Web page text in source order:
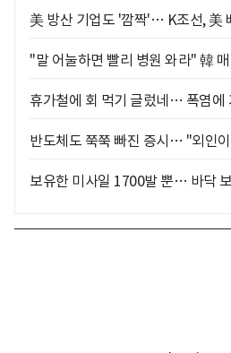
美 방산 기업도 '깜짝'… K조선, 美
"말 어눌하면 빨리 병원 와라" 韓
휴가철에 회 먹기 글렀네… 폭염에
반도체도 쭉쭉 빠진 증시… "외인
보유한 미사일 1700발 뿐… 바닥